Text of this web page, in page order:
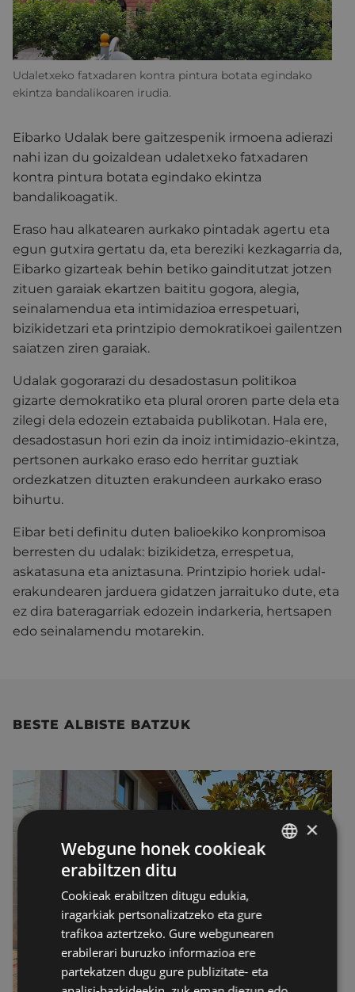
Udaletxeko fatxadaren kontra pintura botata egindako
ekintza bandalikoaren irudia.
Eibarko Udalak bere gaitzespenik irmoena adierazi
nahi izan du goizaldean udaletxeko fatxadaren
kontra pintura botata egindako ekintza
bandalikoagatik.
Eraso hau alkatearen aurkako pintadak agertu eta
egun gutxira gertatu da, eta bereziki kezkagarria da,
Eibarko gizarteak behin betiko gainditutzat jotzen
zituen garaiak ekartzen baititu gogora, alegia,
seinalamendua eta intimidazioa errespetuari,
bizikidetzari eta printzipio demokratikoei gailentzen
saiatzen ziren garaiak.
Udalak gogorarazi du desadostasun politikoa
gizarte demokratiko eta plural ororen parte dela eta
zilegi dela edozein eztabaida publikotan. Hala ere,
desadostasun hori ezin da inoiz intimidazio-ekintza,
pertsonen aurkako eraso edo herritar guztiak
ordezkatzen dituzten erakundeen aurkako eraso
bihurtu.
Eibar beti definitu duten balioekiko konpromisoa
berresten du udalak: bizikidetza, errespetua,
askatasuna eta aniztasuna. Printzipio horiek udal-
erakundearen jarduera gidatzen jarraituko dute, eta
ez dira bateragarriak edozein indarkeria, hertsapen
edo seinalamendu motarekin.
BESTE ALBISTE BATZUK
×
Webgune honek cookieak
erabiltzen ditu
Cookieak erabiltzen ditugu edukia,
iragarkiak pertsonalizatzeko eta gure
trafikoa aztertzeko. Gure webgunearen
erabilerari buruzko informazioa ere
partekatzen dugu gure publizitate- eta